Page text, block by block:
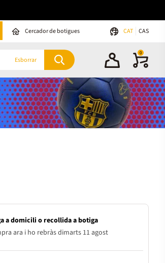
Cercador de botigues CAT CAS
Esborrar
0
a domicili o recollida a botiga
ara i ho rebràs dimarts 11 agost